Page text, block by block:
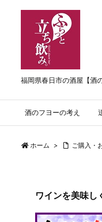
福岡県春日市の酒屋【酒
酒のフヨーの考え
ホーム > ご購入・
ワインを美味し